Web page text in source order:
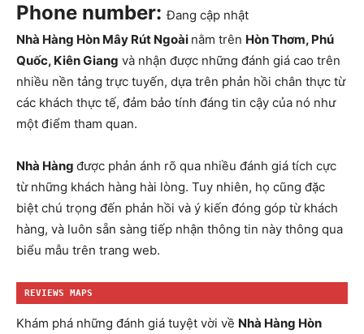
Phone number:Đang cập nhật
Nhà Hàng Hòn Mây Rút Ngoài nằm trên Hòn Thơm, Phú
Quốc, Kiên Giang và nhận được những đánh giá cao trên
nhiều nền tảng trực tuyến, dựa trên phản hồi chân thực từ
các khách thực tế, đảm bảo tính đáng tin cậy của nó như
một điểm tham quan.
Nhà Hàng được phản ánh rõ qua nhiều đánh giá tích cực
từ những khách hàng hài lòng. Tuy nhiên, họ cũng đặc
biệt chú trọng đến phản hồi và ý kiến đóng góp từ khách
hàng, và luôn sẵn sàng tiếp nhận thông tin này thông qua
biểu mẫu trên trang web.
REVIEWS MAPS
Khám phá những đánh giá tuyệt vời về Nhà Hàng Hòn